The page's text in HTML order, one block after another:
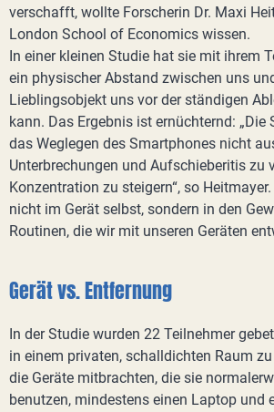
verschafft, wollte Forscherin Dr. Maxi
London School of Economics wissen.
In einer kleinen Studie hat sie mit ihrem
ein physischer Abstand zwischen uns
Lieblingsobjekt uns vor der ständigen
kann. Das Ergebnis ist ernüchternd: „Die
das Weglegen des Smartphones nicht
Unterbrechungen und Aufschieberitis zu
Konzentration zu steigern“, so
nicht im Gerät selbst, sondern in den
Routinen, die wir mit unseren Geräten
Gerät vs. Entfernung
In der Studie wurden 22 Teilnehmer
in einem privaten, schalldichten Raum
die Geräte mitbrachten, die sie
benutzen, mindestens einen Laptop und